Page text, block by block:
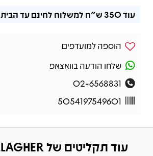
עוד350 ש"ח למשלוח לחינם עד הבית
הוספה למועדפים
שלחו הודעה בוואצאפ
02-6568831
5054197549601
עוד תקליטים של LIAM GALLAGHER